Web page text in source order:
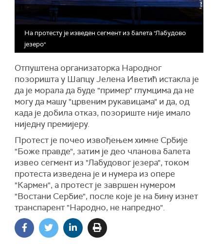
На протесту је изведен сегмент из балета "Лабудово
језеро"
Отпуштена организаторка Народног
позоришта у Шапцу Јелена Иветић истакла је
да је морала да буде "пример" глумцима да не
могу да машу "црвеним рукавицама" и да, од
када је добила отказ, позориште није имало
ниједну премијеру.
Протест је почео извођењем химне Србије
"Боже правде", затим је део чланова балета
извео сегмент из "Лабудовог језера", током
протеста изведена је и нумера из опере
"Кармен", а протест је завршен нумером
"Востани Сербие", после које је на бину изнет
транспарент "Народно, не напредно".